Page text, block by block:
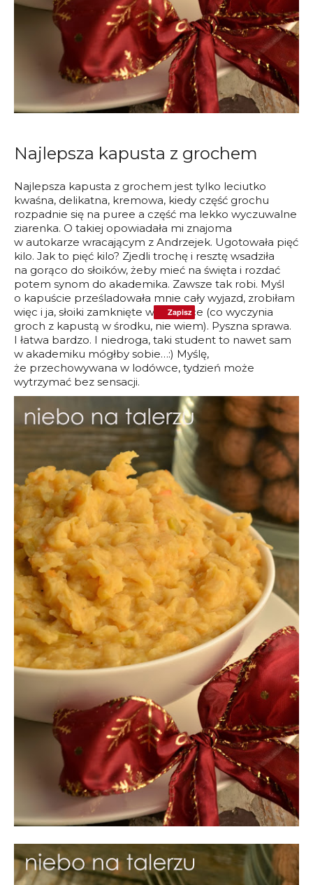
Najlepsza kapusta z grochem
Najlepsza kapusta z grochem jest tylko leciutko
kwaśna, delikatna, kremowa, kiedy część grochu
rozpadnie się na puree a część ma lekko wyczuwalne
ziarenka. O takiej opowiadała mi znajoma
w autokarze wracającym z Andrzejek. Ugotowała pięć
kilo. Jak to pięć kilo? Zjedli trochę i resztę wsadziła
na gorąco do słoików, żeby mieć na święta i rozdać
potem synom do akademika. Zawsze tak robi. Myśl
o kapuście prześladowała mnie cały wyjazd, zrobiłam
więc i ja, słoiki zamknięte w lodówce (co wyczynia
groch z kapustą w środku, nie wiem). Pyszna sprawa.
I łatwa bardzo. I niedroga, taki student to nawet sam
w akademiku mógłby sobie…:) Myślę,
że przechowywana w lodówce, tydzień może
wytrzymać bez sensacji.
Zapisz
Zapisz